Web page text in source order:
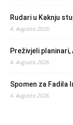
Rudari u Kaknju
4. Augusta 2026.
Preživjeli
4. Augusta 2026.
Spomen za Fadila
4. Augusta 2026.